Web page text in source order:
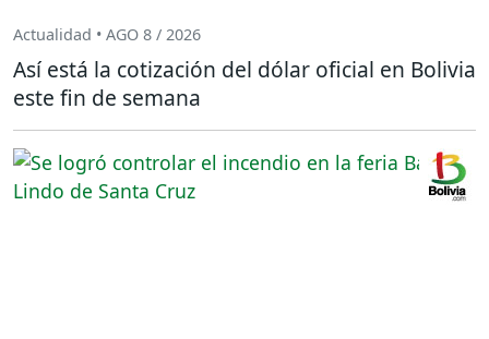
Actualidad • AGO 8 / 2026
Así está la cotización del dólar oficial en Bolivia
este fin de semana